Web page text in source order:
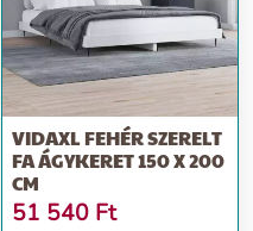
VIDAXL FEHÉR SZERELT
FA ÁGYKERET 150 X 200
CM
51 540 Ft